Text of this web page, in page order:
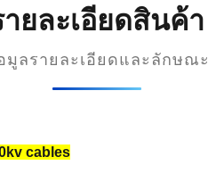
ายละเอียดสินค้า
มูลรายละเอียดและลักษณะ
cables